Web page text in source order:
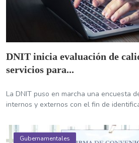
DNIT inicia evaluación de
servicios para...
La DNIT puso en marcha una encuesta
internos y externos con el fin de
Gubernamentales